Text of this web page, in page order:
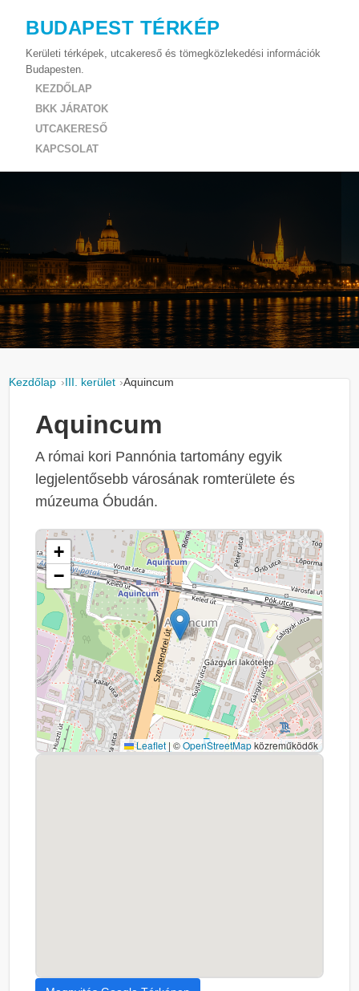
BUDAPEST TÉRKÉP
Kerületi térképek, utcakereső és tömegközlekedési információk
Budapesten.
KEZDŐLAP
BKK JÁRATOK
UTCAKERESŐ
KAPCSOLAT
Kezdőlap III. kerület Aquincum
Aquincum
A római kori Pannónia tartomány egyik
legjelentősebb városának romterülete és
múzeuma Óbudán.
+
−
Leaflet | ©OpenStreetMapközreműködők